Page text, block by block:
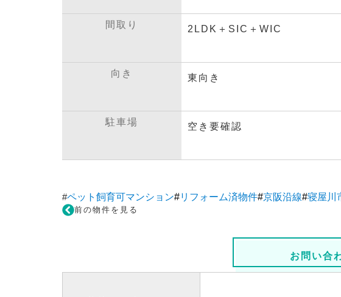
間取り 2LDK＋SIC＋WIC
向き 東向き
駐車場 空き要確認
#ペット飼育可マンション#リフォーム済物件#京阪沿線#寝屋川
前の物件を見る
お問い合